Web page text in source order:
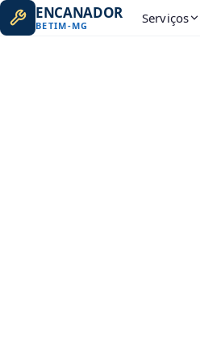
ENCANADOR
BETIM-MG Serviços